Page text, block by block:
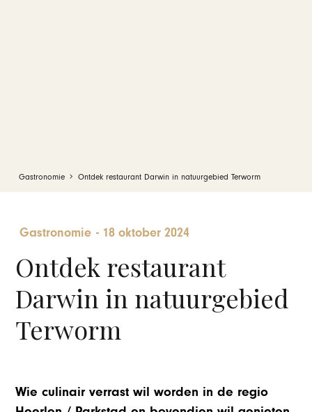
Gastronomie Ontdek restaurant Darwin in natuurgebied Terworm
Gastronomie - 18 oktober 2024
Ontdek restaurant
Darwin in natuurgebied
Terworm
Wie culinair verrast wil worden in de regio